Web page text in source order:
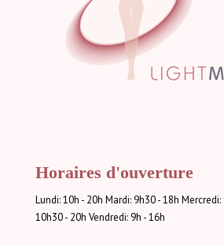
Horaires d'ouverture
Lundi: 10h - 20h Mardi: 9h30 - 18h Mercredi:
10h30 - 20h Vendredi: 9h - 16h